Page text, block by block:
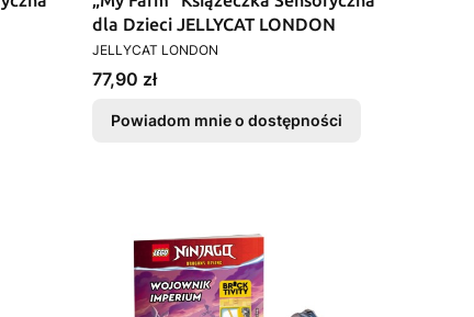
dla Dzieci JELLYCAT LONDON
PRODUCENT
JELLYCAT LONDON
Cena
77,90 zł
Powiadom mnie o dostępności